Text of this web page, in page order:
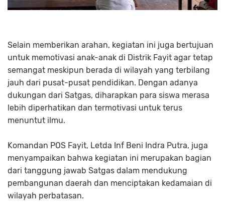
Selain memberikan arahan, kegiatan ini juga bertujuan
untuk memotivasi anak-anak di Distrik Fayit agar tetap
semangat meskipun berada di wilayah yang terbilang
jauh dari pusat-pusat pendidikan. Dengan adanya
dukungan dari Satgas, diharapkan para siswa merasa
lebih diperhatikan dan termotivasi untuk terus
menuntut ilmu.
Komandan POS Fayit, Letda Inf Beni Indra Putra, juga
menyampaikan bahwa kegiatan ini merupakan bagian
dari tanggung jawab Satgas dalam mendukung
pembangunan daerah dan menciptakan kedamaian di
wilayah perbatasan.